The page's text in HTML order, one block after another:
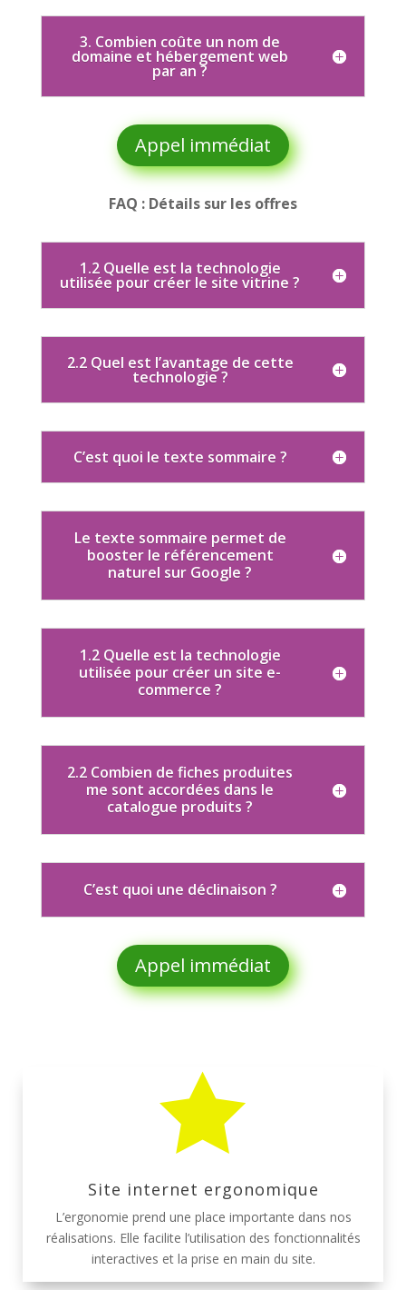
3. Combien coûte un nom de
domaine et hébergement web
par an ?
Appel immédiat
FAQ : Détails sur les offres
1.2 Quelle est la technologie
utilisée pour créer le site vitrine ?
2.2 Quel est l’avantage de cette
technologie ?
C’est quoi le texte sommaire ?
Le texte sommaire permet de
booster le référencement
naturel sur Google ?
1.2 Quelle est la technologie
utilisée pour créer un site e-
commerce ?
2.2 Combien de fiches produites
me sont accordées dans le
catalogue produits ?
C’est quoi une déclinaison ?
Appel immédiat

Site internet ergonomique
L’ergonomie prend une place importante dans nos
réalisations. Elle facilite l’utilisation des fonctionnalités
interactives et la prise en main du site.